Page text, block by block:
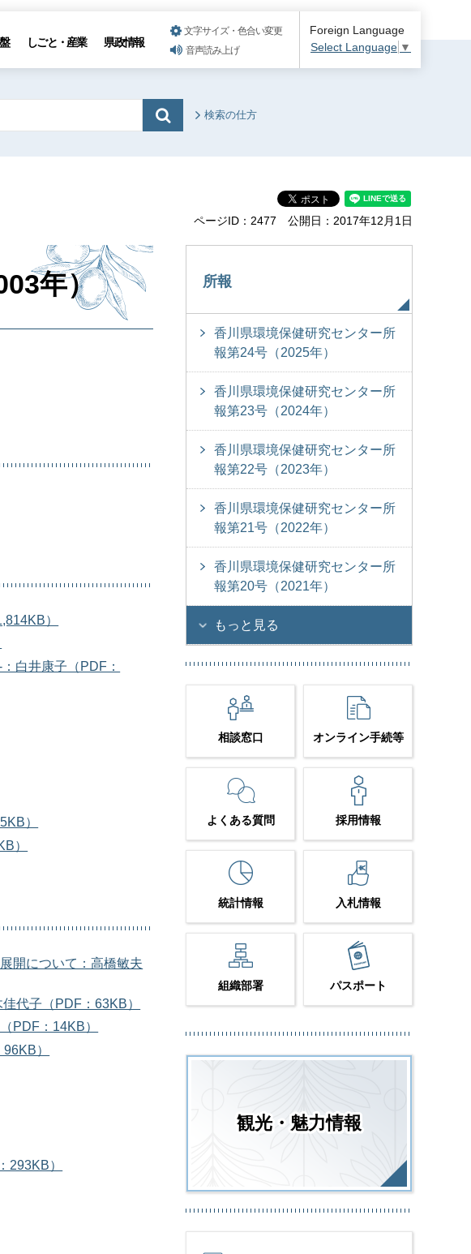
しごと・産業 県政情報
文字サイズ・色合い変更
音声読み上げ
Foreign Language
Select Language ▼
検索の仕方
ページID：2477 公開日：2017年12月1日
年）
）
白井康子（PDF：
）
）
開について：高橋敏夫
代子（PDF：63KB）
PDF：14KB）
）
293KB）
所報
香川県環境保健研究センター所
報第24号（2025年）
香川県環境保健研究センター所
報第23号（2024年）
香川県環境保健研究センター所
報第22号（2023年）
香川県環境保健研究センター所
報第21号（2022年）
香川県環境保健研究センター所
報第20号（2021年）
もっと見る
相談窓口 オンライン手続等
よくある質問 採用情報
統計情報 入札情報
組織部署 パスポート
観光・魅力情報